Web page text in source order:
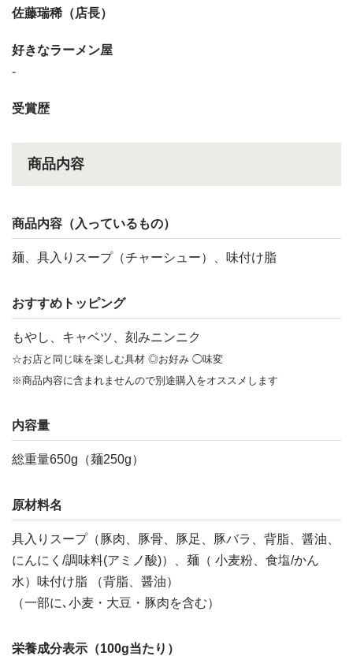
佐藤瑞稀（店長）
好きなラーメン屋
-
受賞歴
商品内容
商品内容（入っているもの）
麺、具入りスープ（チャーシュー）、味付け脂
おすすめトッピング
もやし、キャベツ、刻みニンニク
☆お店と同じ味を楽しむ具材 ◎お好み ◯味変
※商品内容に含まれませんので別途購入をオススメします
内容量
総重量650g（麺250g）
原材料名
具入りスープ（豚肉、豚骨、豚足、豚バラ、背脂、醤油、
にんにく/調味料(アミノ酸)）、麺（ 小麦粉、食塩/かん
水）味付け脂 （背脂、醤油）
（一部に､小麦・大豆・豚肉を含む）
栄養成分表示（100g当たり）